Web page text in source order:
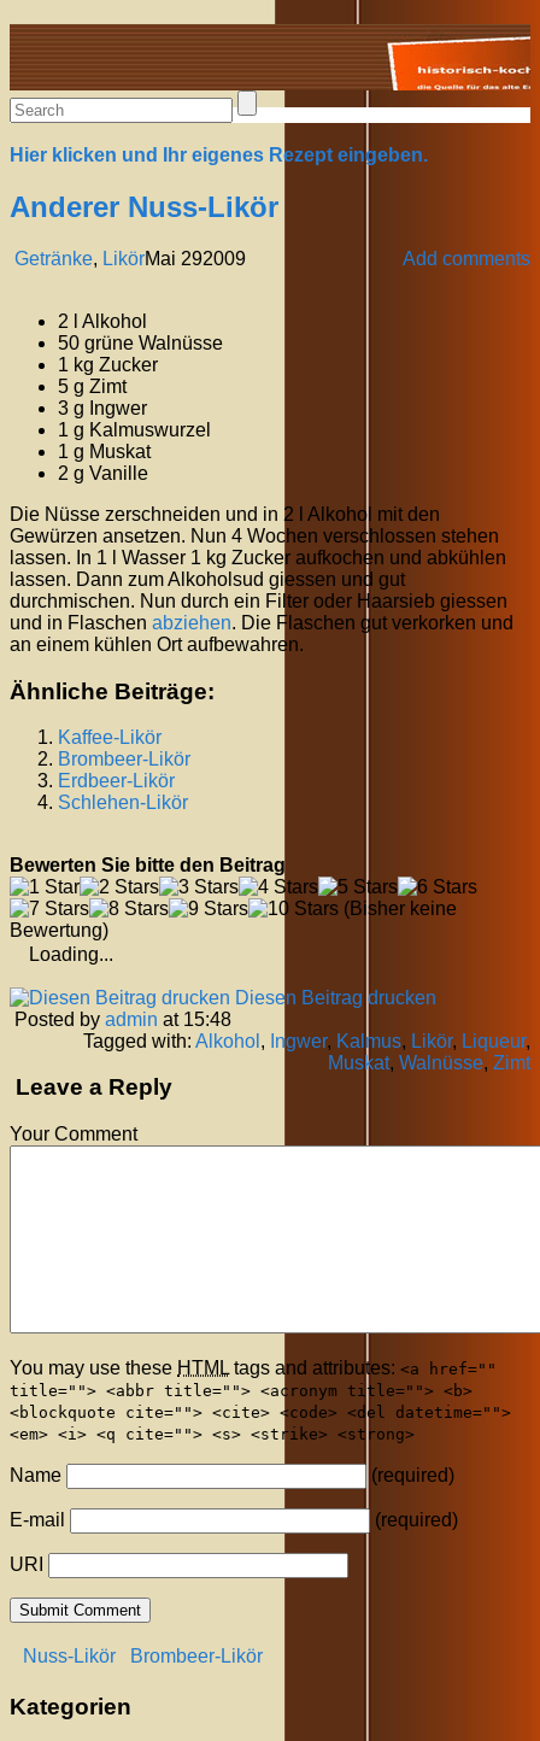
Alte Rezepte online
Hier klicken und Ihr eigenes Rezept eingeben.
Anderer Nuss-Likör
Getränke, Likör Add comments
Mai 292009
2 l Alkohol
50 grüne Walnüsse
1 kg Zucker
5 g Zimt
3 g Ingwer
1 g Kalmuswurzel
1 g Muskat
2 g Vanille
Die Nüsse zerschneiden und in 2 l Alkohol mit den
Gewürzen ansetzen. Nun 4 Wochen verschlossen stehen
lassen. In 1 l Wasser 1 kg Zucker aufkochen und abkühlen
lassen. Dann zum Alkoholsud giessen und gut
durchmischen. Nun durch ein Filter oder Haarsieb giessen
und in Flaschen abziehen. Die Flaschen gut verkorken und
an einem kühlen Ort aufbewahren.
Ähnliche Beiträge:
Kaffee-Likör
Brombeer-Likör
Erdbeer-Likör
Schlehen-Likör
Bewerten Sie bitte den Beitrag
(Bisher keine
Bewertung)
Loading...
Diesen Beitrag drucken
Posted by admin at 15:48
Tagged with: Alkohol , Ingwer, Kalmus, Likör, Liqueur,
Muskat, Walnüsse, Zimt
Leave a Reply
Your Comment
You may use these HTML tags and attributes: <a href=""
title=""> <abbr title=""> <acronym title=""> <b>
<blockquote cite=""> <cite> <code> <del datetime="">
<em> <i> <q cite=""> <s> <strike> <strong>
Name (required)
E-mail (required)
URI
Nuss-Likör Brombeer-Likör
Kategorien